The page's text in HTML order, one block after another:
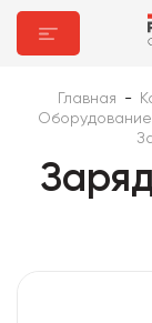
Главная -